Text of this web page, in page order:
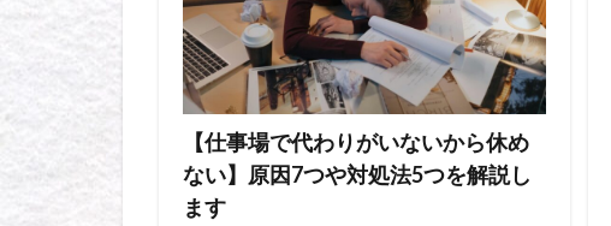
【仕事場で代わりがいないから休め
ない】原因7つや対処法5つを解説し
ます